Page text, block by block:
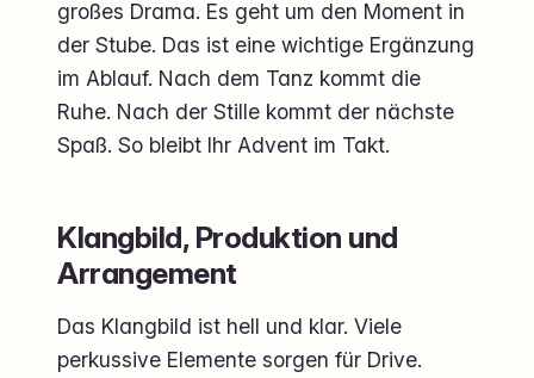
großes Drama. Es geht um den Moment in
der Stube. Das ist eine wichtige Ergänzung
im Ablauf. Nach dem Tanz kommt die
Ruhe. Nach der Stille kommt der nächste
Spaß. So bleibt Ihr Advent im Takt.
Klangbild, Produktion und
Arrangement
Das Klangbild ist hell und klar. Viele
perkussive Elemente sorgen für Drive.